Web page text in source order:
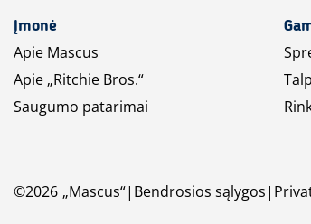
Įmonė
Apie Mascus
Apie „Ritchie Bros.“
Saugumo patarimai
©2026 „Mascus“ Bendrosios sąlygos